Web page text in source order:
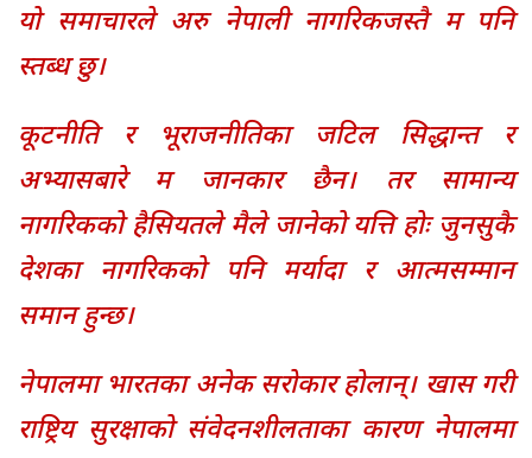
यो समाचारले अरु नेपाली नागरिकजस्तै म पनि
स्तब्ध छु।
कूटनीति र भूराजनीतिका जटिल सिद्धान्त र
अभ्यासबारे म जानकार छैन। तर सामान्य
नागरिकको हैसियतले मैले जानेको यत्ति होः जुनसुकै
देशका नागरिकको पनि मर्यादा र आत्मसम्मान
समान हुन्छ।
नेपालमा भारतका अनेक सरोकार होलान्। खास गरी
राष्ट्रिय सुरक्षाको संवेदनशीलताका कारण नेपालमा